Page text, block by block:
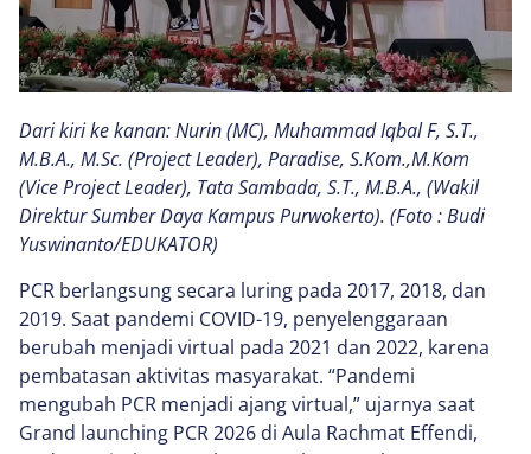
Dari kiri ke kanan: Nurin (MC), Muhammad Iqbal F, S.T.,
M.B.A., M.Sc. (Project Leader), Paradise, S.Kom.,M.Kom
(Vice Project Leader), Tata Sambada, S.T., M.B.A., (Wakil
Direktur Sumber Daya Kampus Purwokerto). (Foto : Budi
Yuswinanto/EDUKATOR)
PCR berlangsung secara luring pada 2017, 2018, dan
2019. Saat pandemi COVID-19, penyelenggaraan
berubah menjadi virtual pada 2021 dan 2022, karena
pembatasan aktivitas masyarakat. “Pandemi
mengubah PCR menjadi ajang virtual,” ujarnya saat
Grand launching PCR 2026 di Aula Rachmat Effendi,